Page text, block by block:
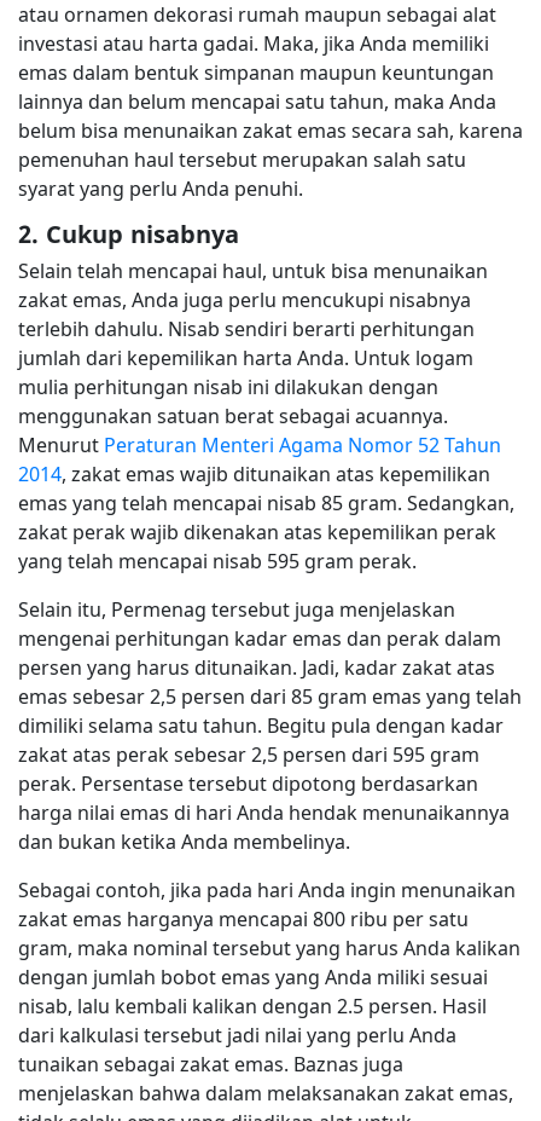
atau ornamen dekorasi rumah maupun sebagai alat
investasi atau harta gadai. Maka, jika Anda memiliki
emas dalam bentuk simpanan maupun keuntungan
lainnya dan belum mencapai satu tahun, maka Anda
belum bisa menunaikan zakat emas secara sah, karena
pemenuhan haul tersebut merupakan salah satu
syarat yang perlu Anda penuhi.
2. Cukup nisabnya
Selain telah mencapai haul, untuk bisa menunaikan
zakat emas, Anda juga perlu mencukupi nisabnya
terlebih dahulu. Nisab sendiri berarti perhitungan
jumlah dari kepemilikan harta Anda. Untuk logam
mulia perhitungan nisab ini dilakukan dengan
menggunakan satuan berat sebagai acuannya.
Menurut Peraturan Menteri Agama Nomor 52 Tahun
2014, zakat emas wajib ditunaikan atas kepemilikan
emas yang telah mencapai nisab 85 gram. Sedangkan,
zakat perak wajib dikenakan atas kepemilikan perak
yang telah mencapai nisab 595 gram perak.
Selain itu, Permenag tersebut juga menjelaskan
mengenai perhitungan kadar emas dan perak dalam
persen yang harus ditunaikan. Jadi, kadar zakat atas
emas sebesar 2,5 persen dari 85 gram emas yang telah
dimiliki selama satu tahun. Begitu pula dengan kadar
zakat atas perak sebesar 2,5 persen dari 595 gram
perak. Persentase tersebut dipotong berdasarkan
harga nilai emas di hari Anda hendak menunaikannya
dan bukan ketika Anda membelinya.
Sebagai contoh, jika pada hari Anda ingin menunaikan
zakat emas harganya mencapai 800 ribu per satu
gram, maka nominal tersebut yang harus Anda kalikan
dengan jumlah bobot emas yang Anda miliki sesuai
nisab, lalu kembali kalikan dengan 2.5 persen. Hasil
dari kalkulasi tersebut jadi nilai yang perlu Anda
tunaikan sebagai zakat emas. Baznas juga
menjelaskan bahwa dalam melaksanakan zakat emas,